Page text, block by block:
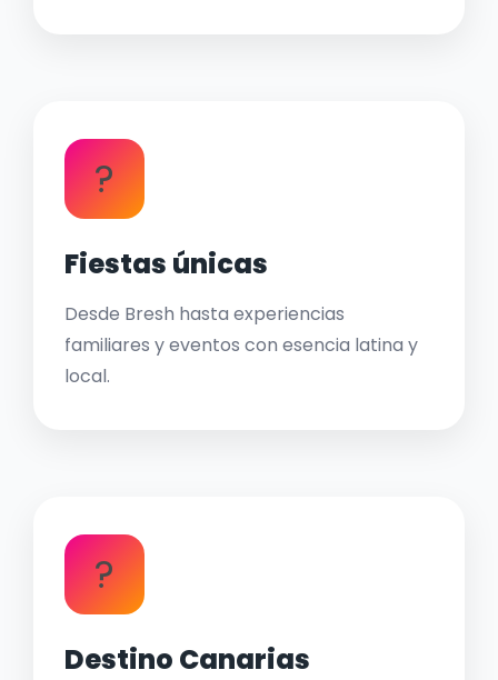
?
Fiestas únicas
Desde Bresh hasta experiencias
familiares y eventos con esencia latina y
local.
?
Destino Canarias